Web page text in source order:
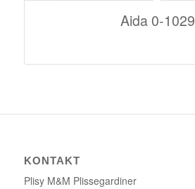
Aida 0-1029
KONTAKT
Plisy M&M Plissegardiner